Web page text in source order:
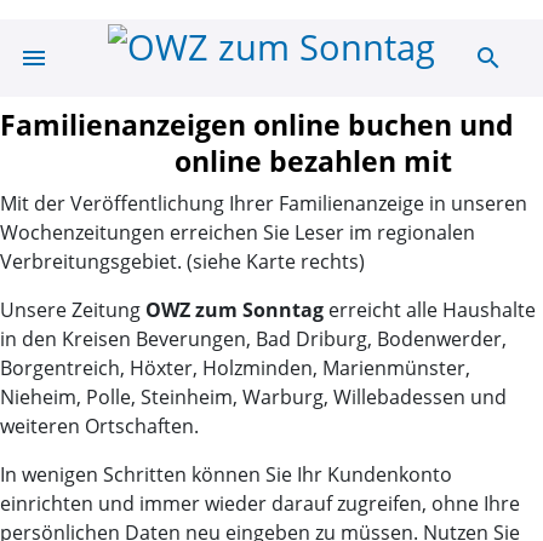
menu search
Familienanzeigen online buchen und
online bezahlen mit
Mit der Veröffentlichung Ihrer Familienanzeige in unseren
Wochenzeitungen erreichen Sie Leser im regionalen
Verbreitungsgebiet. (siehe Karte rechts)
Unsere Zeitung OWZ zum Sonntag erreicht alle Haushalte
in den Kreisen Beverungen, Bad Driburg, Bodenwerder,
Borgentreich, Höxter, Holzminden, Marienmünster,
Nieheim, Polle, Steinheim, Warburg, Willebadessen und
weiteren Ortschaften.
In wenigen Schritten können Sie Ihr Kundenkonto
einrichten und immer wieder darauf zugreifen, ohne Ihre
persönlichen Daten neu eingeben zu müssen. Nutzen Sie